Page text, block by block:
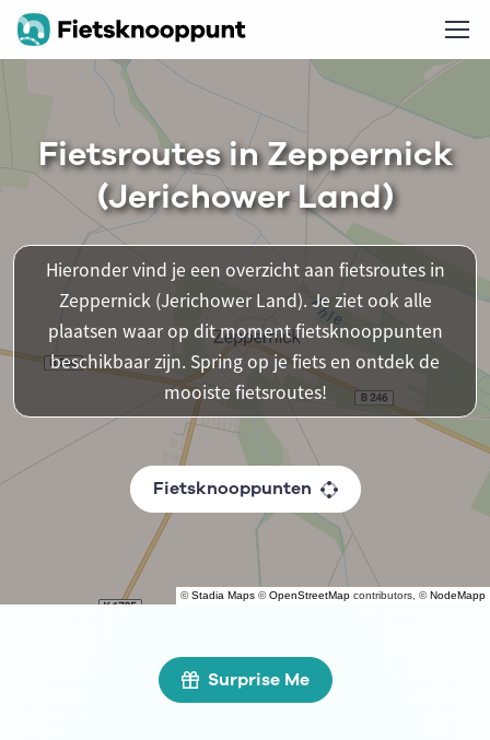
©Stadia Maps ©OpenStreetMap contributors, ©NodeMapp
Fietsroutes in Zeppernick
(Jerichower Land)
Hieronder vind je een overzicht aan fietsroutes in
Zeppernick (Jerichower Land). Je ziet ook alle
plaatsen waar op dit moment fietsknooppunten
beschikbaar zijn. Spring op je fiets en ontdek de
mooiste fietsroutes!
Fietsknooppunten
Surprise Me